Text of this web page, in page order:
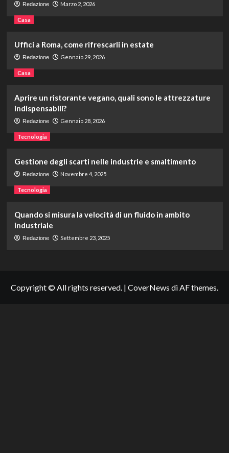
Redazione Marzo 2, 2026
Casa
Uffici a Roma, come rifrescarli in estate
Redazione Gennaio 29, 2026
Casa
Aprire un ristorante vegano, quali sono le attrezzature
indispensabili?
Redazione Gennaio 28, 2026
Tecnologia
Gestione degli scarti nelle industrie e smaltimento
Redazione Novembre 4, 2025
Tecnologia
Quando si misura la velocità di un fluido in ambito
industriale
Redazione Settembre 23, 2025
Copyright © All rights reserved. | CoverNews di AF themes.